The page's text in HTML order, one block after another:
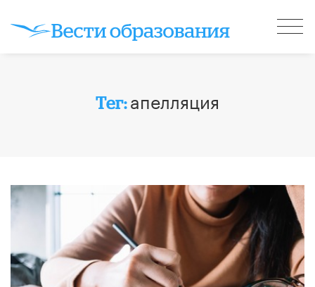
Тег:апелляция